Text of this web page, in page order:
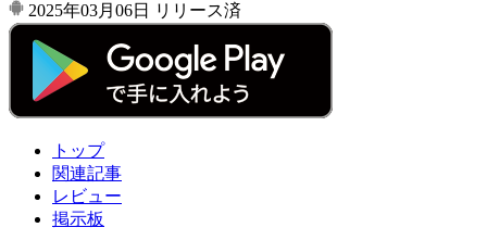
2025年03月06日
リリース済
トップ
関連記事
レビュー
掲示板